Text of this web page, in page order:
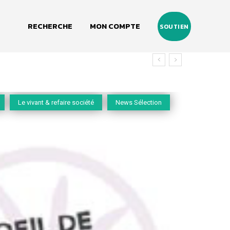
RECHERCHE MON COMPTE SOUTIEN
Le vivant & refaire société News Sélection